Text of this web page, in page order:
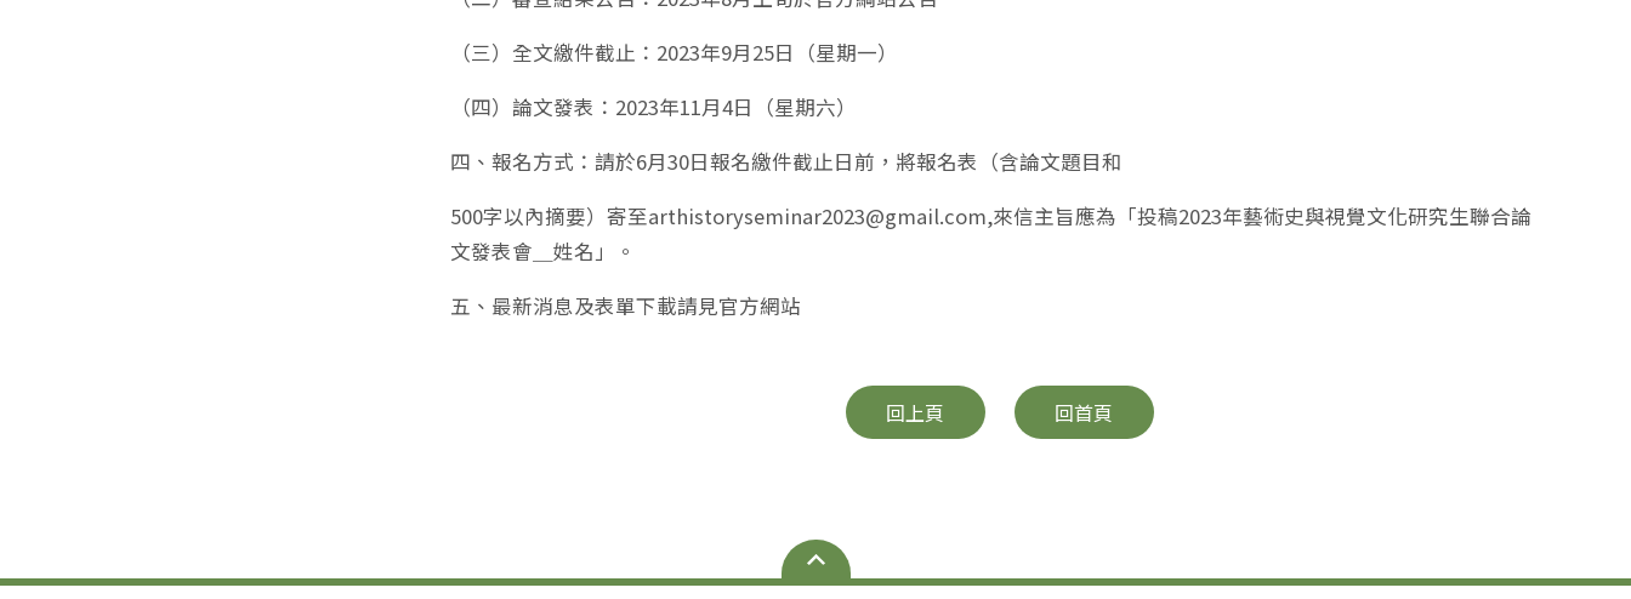
（三）全文繳件截止：2023年9月25日（星期一）
（四）論文發表：2023年11月4日（星期六）
四、報名方式：請於6月30日報名繳件截止日前，將報名表（含論文題目和
500字以內摘要）寄至arthistoryseminar2023@gmail.com,來信主旨應為「投稿2023年藝術史與視覺文化研究生聯合論
文發表會＿姓名」。
五、最新消息及表單下載請見官方網站
回上頁 回首頁